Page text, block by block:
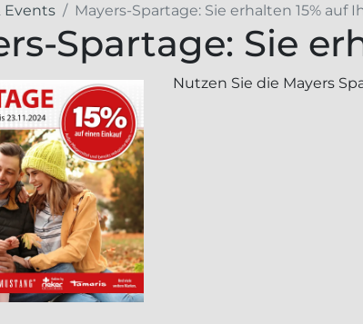
Events Mayers-Spartage: Sie erhalten 15% auf
Spartage: Sie
Nutzen Sie die Mayers